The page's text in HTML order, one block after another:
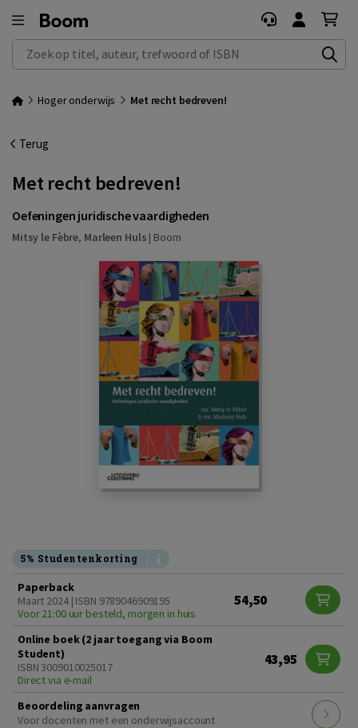
Zoek op titel, auteur, trefwoord of ISBN
Hoger onderwijs Met recht bedreven!
Terug
Met recht bedreven!
Oefeningen juridische vaardigheden
Mitsy le Fèbre, Marleen Huls | Boom
5% Studentenkorting
Paperback
Maart 2024 | ISBN 9789046909195
Voor 21:00 uur besteld, morgen in huis
54,50
Online boek (2 jaar toegang via Boom
Student)
ISBN 3009010025017
Direct via e-mail
43,95
Beoordeling aanvragen
Voor docenten met een onderwijsaccount